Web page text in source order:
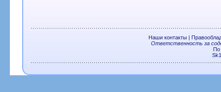
Наши контакты|
Ответственность за
По